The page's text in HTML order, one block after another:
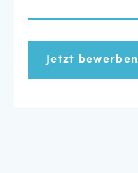
Jetzt bewerben